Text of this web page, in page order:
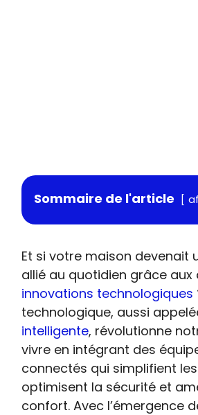
Sommaire de l'article
Et si votre maison devenait
allié au quotidien grâce aux
innovations technologiques
technologique, aussi
intelligente, révolutionne
vivre en intégrant des
connectés qui simplifient
optimisent la sécurité et
confort. Avec l’émergence